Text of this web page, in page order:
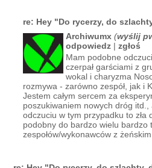
re: Hey "Do rycerzy, do
Archiwumx (wyślij
odpowiedz| zgłoś
Mam podobne
czerpał garściami z
wokal i charyzma
rozmywa - zarówno zespół, jak i
Jestem całym sercem za
poszukiwaniem nowych dróg
odczuciu w tym przypadku to
podobny do bardzo wielu bardzo
zespołów/wykonawców z